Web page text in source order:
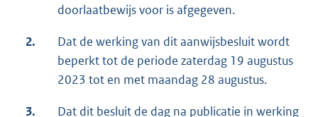
doorlaatbewijs voor is afgegeven.
2.
Dat de werking van dit aanwijsbesluit wordt
beperkt tot de periode zaterdag 19 augustus
2023 tot en met maandag 28 augustus.
3.
Dat dit besluit de dag na publicatie in werking